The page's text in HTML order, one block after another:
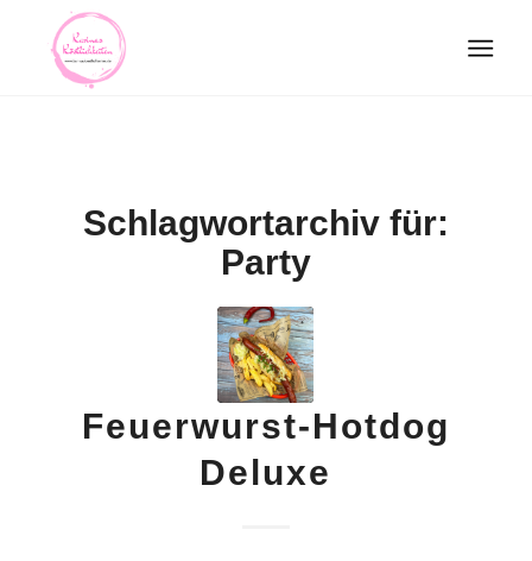
Schlagwortarchiv für:
Party
Feuerwurst-Hotdog
Deluxe